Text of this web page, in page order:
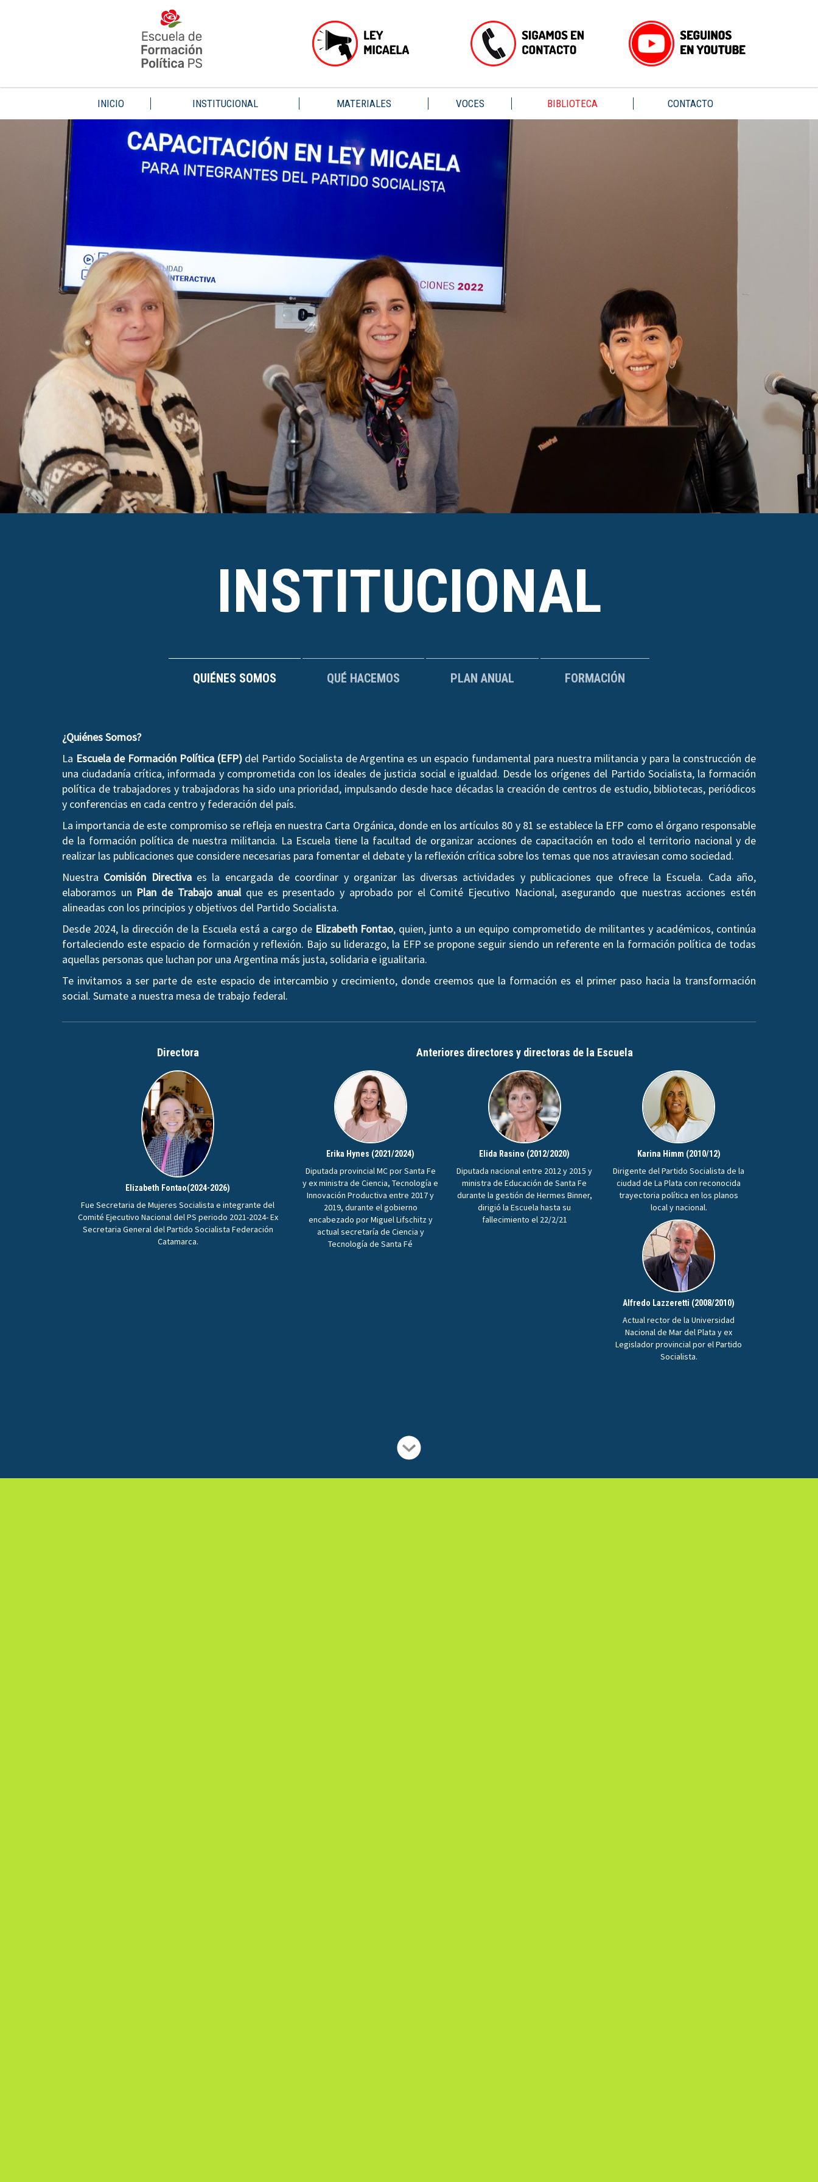
INICIO INSTITUCIONAL MATERIALES VOCES BIBLIOTECA CONTACTO
INSTITUCIONAL
QUIÉNES SOMOS QUÉ HACEMOS PLAN ANUAL FORMACIÓN
¿Quiénes Somos?
La Escuela de Formación Política (EFP)del Partido Socialista de Argentina es un espacio fundamental para nuestra militancia y para la construcción de
una ciudadanía crítica, informada y comprometida con los ideales de justicia social e igualdad. Desde los orígenes del Partido Socialista, la formación
política de trabajadores y trabajadoras ha sido una prioridad, impulsando desde hace décadas la creación de centros de estudio, bibliotecas, periódicos
y conferencias en cada centro y federación del país.
La importancia de este compromiso se refleja en nuestra Carta Orgánica, donde en los artículos 80 y 81 se establece la EFP como el órgano responsable
de la formación política de nuestra militancia. La Escuela tiene la facultad de organizar acciones de capacitación en todo el territorio nacional y de
realizar las publicaciones que considere necesarias para fomentar el debate y la reflexión crítica sobre los temas que nos atraviesan como sociedad.
Nuestra Comisión Directivaes la encargada de coordinar y organizar las diversas actividades y publicaciones que ofrece la Escuela. Cada año,
elaboramos un Plan de Trabajo anualque es presentado y aprobado por el Comité Ejecutivo Nacional, asegurando que nuestras acciones estén
alineadas con los principios y objetivos del Partido Socialista.
Desde 2024, la dirección de la Escuela está a cargo de Elizabeth Fontao, quien, junto a un equipo comprometido de militantes y académicos, continúa
fortaleciendo este espacio de formación y reflexión. Bajo su liderazgo, la EFP se propone seguir siendo un referente en la formación política de todas
aquellas personas que luchan por una Argentina más justa, solidaria e igualitaria.
Te invitamos a ser parte de este espacio de intercambio y crecimiento, donde creemos que la formación es el primer paso hacia la transformación
social. Sumate a nuestra mesa de trabajo federal.
Directora
Elizabeth Fontao(2024-2026)
Fue Secretaria de Mujeres Socialista e integrante del
Comité Ejecutivo Nacional del PS periodo 2021-2024- Ex
Secretaria General del Partido Socialista Federación
Catamarca.
Anteriores directores y directoras de la Escuela
Erika Hynes (2021/2024)
Diputada provincial MC por Santa Fe
y ex ministra de Ciencia, Tecnología e
Innovación Productiva entre 2017 y
2019, durante el gobierno
encabezado por Miguel Lifschitz y
actual secretaría de Ciencia y
Tecnología de Santa Fé
Elida Rasino (2012/2020)
Diputada nacional entre 2012 y 2015 y
ministra de Educación de Santa Fe
durante la gestión de Hermes Binner,
dirigió la Escuela hasta su
fallecimiento el 22/2/21
Karina Himm (2010/12)
Dirigente del Partido Socialista de la
ciudad de La Plata con reconocida
trayectoria política en los planos
local y nacional.
Alfredo Lazzeretti (2008/2010)
Actual rector de la Universidad
Nacional de Mar del Plata y ex
Legislador provincial por el Partido
Socialista.